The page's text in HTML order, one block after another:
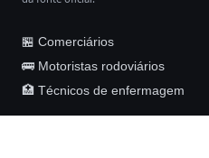
🏪 Comerciários
🚌 Motoristas rodoviários
🏥 Técnicos de enfermagem